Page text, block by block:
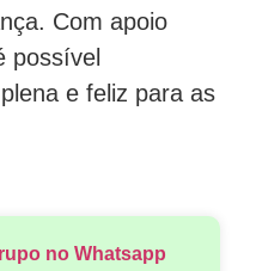
Com apoio
possível
e feliz para as
no Whatsapp